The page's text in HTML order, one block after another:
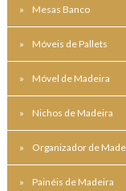
Mesas Banco
Móveis de Pallets
Móvel de Madeira
Nichos de Madeira
Organizador de
Painéis de Madeira